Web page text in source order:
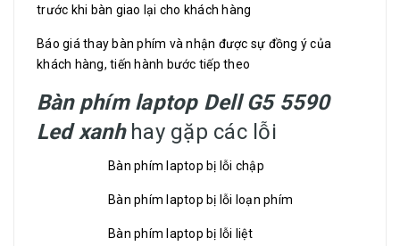
trước khi bàn giao lại cho khách hàng
Báo giá thay bàn phím và nhận được sự đồng ý của
khách hàng, tiến hành bước tiếp theo
Bàn phím laptop Dell G5 5590
Led xanh hay gặp các lỗi
Bàn phím laptop bị lỗi chập
Bàn phím laptop bị lỗi loạn phím
Bàn phím laptop bị lỗi liệt